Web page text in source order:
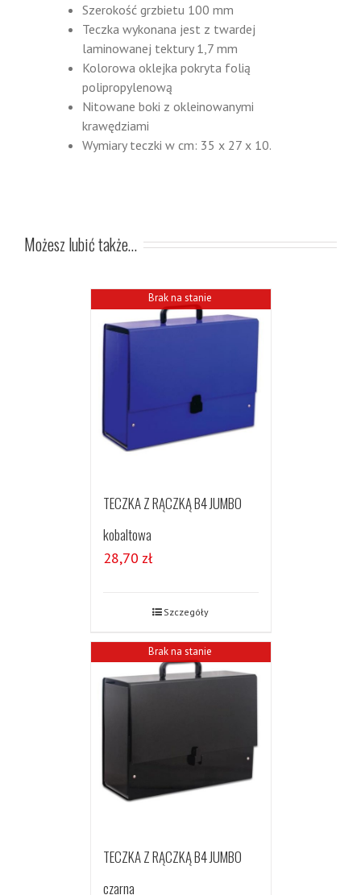
Szerokość grzbietu 100 mm
Teczka wykonana jest z twardej
laminowanej tektury 1,7 mm
Kolorowa oklejka pokryta folią
polipropylenową
Nitowane boki z okleinowanymi
krawędziami
Wymiary teczki w cm: 35 x 27 x 10.
Możesz lubić także…
Brak na stanie
TECZKA Z RĄCZKĄ B4 JUMBO
kobaltowa
28,70 zł
Szczegóły
Brak na stanie
TECZKA Z RĄCZKĄ B4 JUMBO
czarna